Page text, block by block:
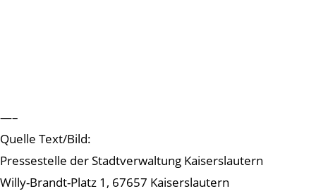
—–
Quelle Text/Bild:
Pressestelle der Stadtverwaltung Kaiserslautern
Willy-Brandt-Platz 1, 67657 Kaiserslautern